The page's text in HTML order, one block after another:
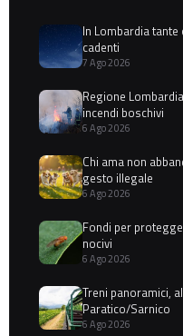
In Lombardia
cadenti
7 Ago 2026
Regione
incendi boschivi
6 Ago 2026
Chi ama non
gesto illegale
6 Ago 2026
Fondi per
nocivi
6 Ago 2026
Treni panoramici,
Paratico/Sarnico
6 Ago 2026